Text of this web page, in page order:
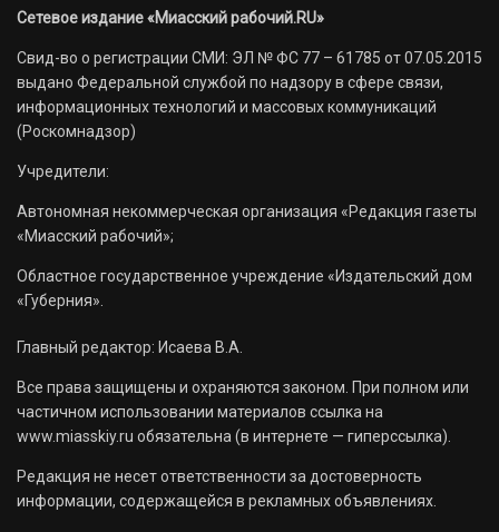
Сетевое издание «Миасский рабочий.RU»
Свид-во о регистрации СМИ: ЭЛ № ФС 77 – 61785 от 07.05.2015
выдано Федеральной службой по надзору в сфере связи,
информационных технологий и массовых коммуникаций
(Роскомнадзор)
Учредители:
Автономная некоммерческая организация «Редакция газеты
«Миасский рабочий»;
Областное государственное учреждение «Издательский дом
«Губерния».
Главный редактор: Исаева В.А.
Все права защищены и охраняются законом. При полном или
частичном использовании материалов ссылка на
www.miasskiy.ru обязательна (в интернете — гиперссылка).
Редакция не несет ответственности за достоверность
информации, содержащейся в рекламных объявлениях.